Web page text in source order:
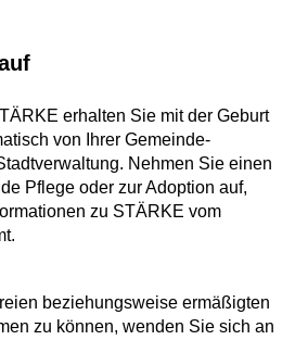
erhalten Sie mit der Geburt
von Ihrer Gemeinde-
Nehmen Sie einen
Pflege oder zur Adoption auf,
zu STÄRKE vom
beziehungsweise ermäßigten
zu können, wenden Sie sich an